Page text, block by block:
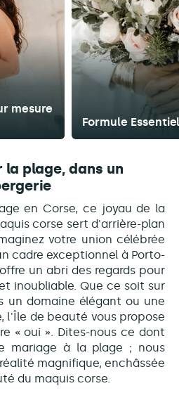
mesure
Formule
plage, dans un
en Corse, ce joyau de la
corse sert d'arrière-plan
votre union célébrée
cadre exceptionnel à Porto-
un abri des regards pour
inoubliable. Que ce soit sur
un domaine élégant ou une
l'Île de beauté vous propose
« oui ». Dites-nous ce dont
mariage à la plage ; nous
magnifique, enchâssée
du maquis corse.